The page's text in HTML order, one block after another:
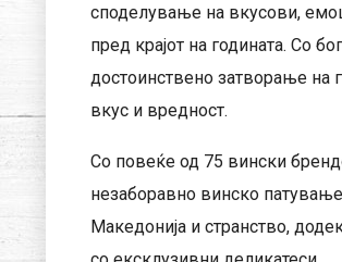
споделување на вкусови,
пред крајот на годината. Со
достоинствено затворање на
вкус и вредност.
Со повеќе од 75 вински
незаборавно винско
Македонија и странство,